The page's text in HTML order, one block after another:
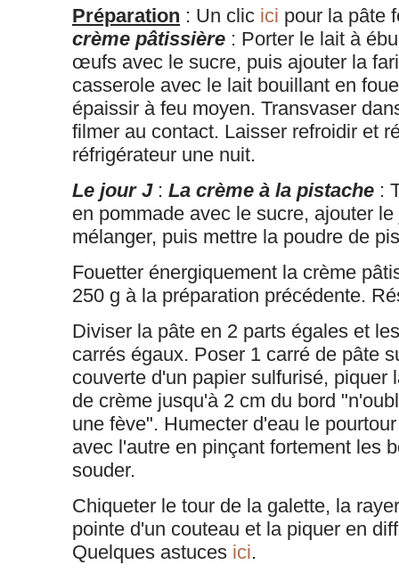
Préparation : Un clic ici pour la pâte
crème pâtissière : Porter le lait à
œufs avec le sucre, puis ajouter la
casserole avec le lait bouillant en
épaissir à feu moyen. Transvaser
filmer au contact. Laisser refroidir et
réfrigérateur une nuit.
Le jour J: La crème à la pistache :
en pommade avec le sucre, ajouter
mélanger, puis mettre la poudre de
Fouetter énergiquement la crème
250 g à la préparation précédente.
Diviser la pâte en 2 parts égales et
carrés égaux. Poser 1 carré de pâte
couverte d'un papier sulfurisé, piquer
de crème jusqu'à 2 cm du bord
une fève". Humecter d'eau le
avec l'autre en pinçant fortement les
souder.
Chiqueter le tour de la galette, la
pointe d'un couteau et la piquer en
Quelques astuces ici.